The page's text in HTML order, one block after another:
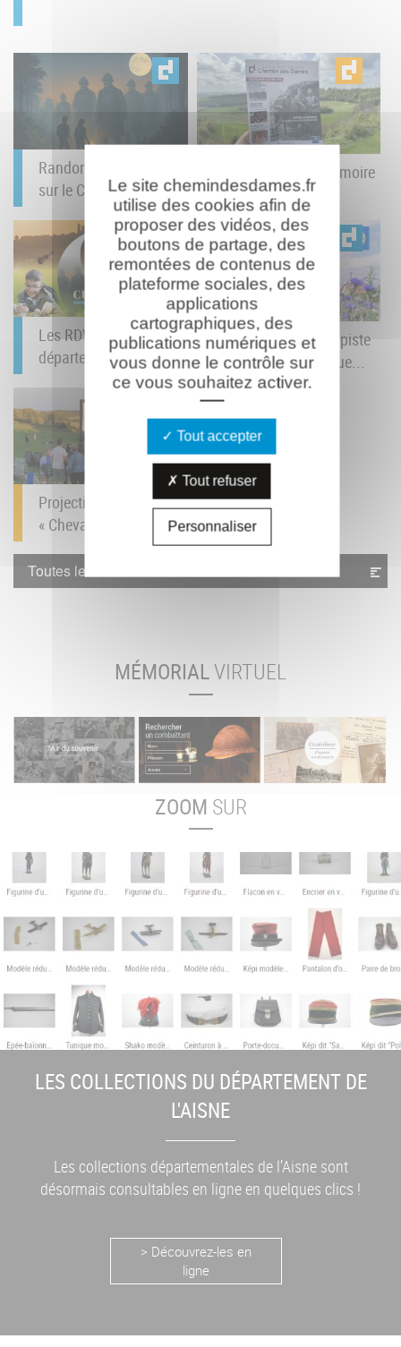
Randonnée nocturne
sur le Chemin des...
Le Carnet de la Mémoire
du Chemin des...
Les RDV Culturels du
département : juin à...
Baludik : un jeu de piste
numérique débarque...
Projection du film
« Cheval de Guerre »...
Toutes les actualités
MÉMORIALVIRTUEL
ZOOM SUR
LES COLLECTIONS DU DÉPARTEMENT DE
L'AISNE
Les collections départementales de l’Aisne sont
désormais consultables en ligne en quelques clics !
> Découvrez-les en
ligne
Le site chemindesdames.fr
utilise des cookies afin de
proposer des vidéos, des
boutons de partage, des
remontées de contenus de
plateforme sociales, des
applications
cartographiques, des
publications numériques et
vous donne le contrôle sur
ce vous souhaitez activer.
Tout accepter
Tout refuser
Personnaliser